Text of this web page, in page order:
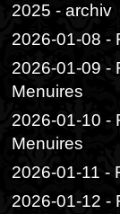
2025 - archiv
2026-01-08 -
2026-01-09 -
Menuires
2026-01-10 -
Menuires
2026-01-11 -
2026-01-12 -